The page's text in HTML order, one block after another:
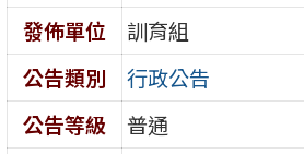
發佈單位
訓育組
公告類別
行政公告
公告等級
普通